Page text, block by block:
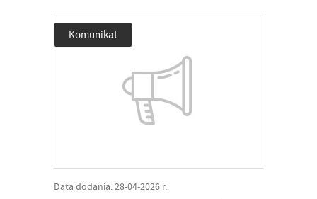
Komunikat
Data dodania:28-04-2026 r.